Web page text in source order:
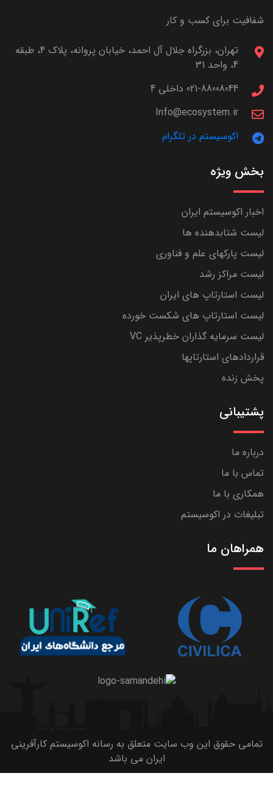
شفافیت برای کسب و کار
تهران، بزرگراه جلال آل احمد، خیابان پروانه، پلاک 4، طبقه
4، واحد 31
021-88008044 داخلی 4
Info@ecosystem.ir
اکوسیستم در تلگرام
بخش ویژه
اخبار اکوسیستم ایران
لیست شتابدهنده ها
لیست پارکهای علم و فناوری
لیست مراکز رشد
لیست استارتاپ های ایران
لیست استارتاپ های شکست خورده
لیست سرمایه گذاران خطرپذیر VC
قراردادهای استارتاپها
پخش زنده
پشتیبانی
درباره ما
تماس با ما
همکاری با ما
تبلیغات در اکوسیستم
همراهان ما
تمامی حقوق این وب سایت متعلق به رسانه اکوسیستم کارآفرینی
ایران می باشد